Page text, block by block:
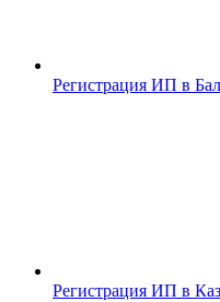
Регистрация ИП в
Регистрация ИП в